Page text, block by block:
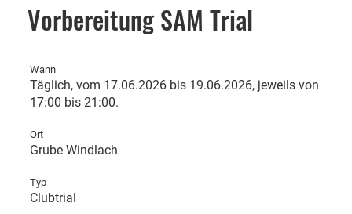
Vorbereitung SAM Trial
Wann
Täglich, vom 17.06.2026 bis 19.06.2026, jeweils von
17:00 bis 21:00.
Ort
Grube Windlach
Typ
Clubtrial